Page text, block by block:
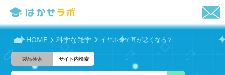
HOME 科学な雑学 イヤホンで耳が悪くなる？
製品検索 サイト内検索